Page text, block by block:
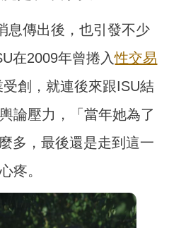
息傳出後，也引發不少
在2009年曾捲入性交易
創，就連後來跟ISU結
論壓力，「當年她為了
多，最後還是走到這一
疼。